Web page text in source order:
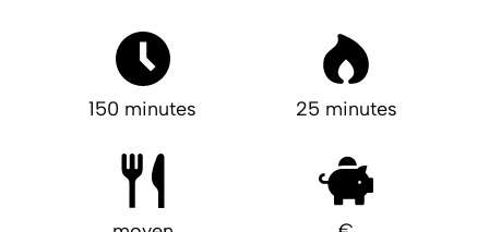
150 minutes 25 minutes